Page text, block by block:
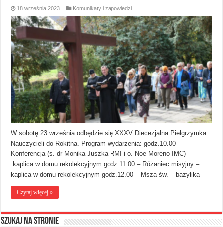
18 września 2023 Komunikaty i zapowiedzi
W sobotę 23 września odbędzie się XXXV Diecezjalna Pielgrzymka
Nauczycieli do Rokitna. Program wydarzenia: godz.10.00 –
Konferencja (s. dr Monika Juszka RMI i o. Noe Moreno IMC) –
kaplica w domu rekolekcyjnym godz.11.00 – Różaniec misyjny –
kaplica w domu rekolekcyjnym godz.12.00 – Msza św. – bazylika
Czytaj więcej »
Szukaj na stronie